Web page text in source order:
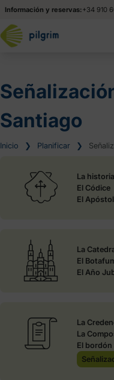
Información y reservas:+34 910
Santiago
Inicio ❯ Planificar ❯
La historia
El Códice
El
La
El
El Año
La
La
El bordón